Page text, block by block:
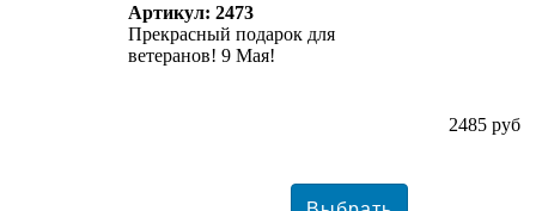
Артикул: 2473
Прекрасный подарок для
ветеранов! 9 Мая!
2485 руб